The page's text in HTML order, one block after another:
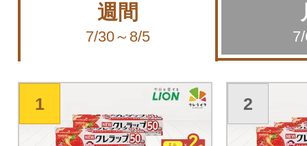
週間
7/30～8/5
1 2